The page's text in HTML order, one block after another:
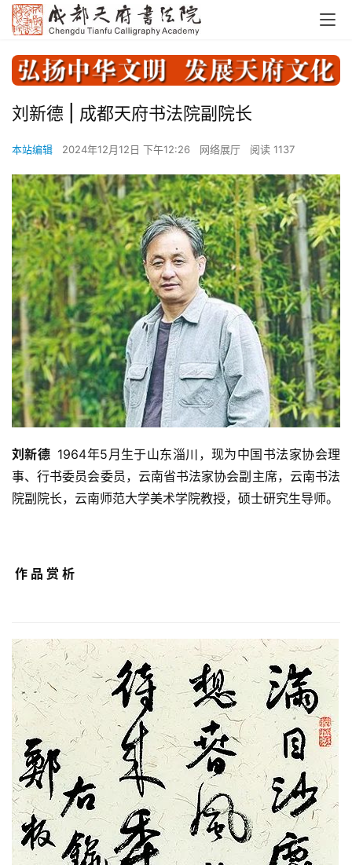
刘新德 | 成都天府书法院副院长
本站编辑 2024年12月12日 下午12:26 网络展厅 阅读 1137
刘新德 1964年5月生于山东淄川，现为中国书法家协会理
事、行书委员会委员，云南省书法家协会副主席，云南书法
院副院长，云南师范大学美术学院教授，硕士研究生导师。
作 品 赏 析